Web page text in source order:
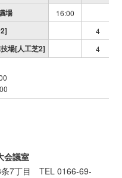
場
16:00
4
場[人工芝2]
4
会議室
7丁目 TEL 0166-69-